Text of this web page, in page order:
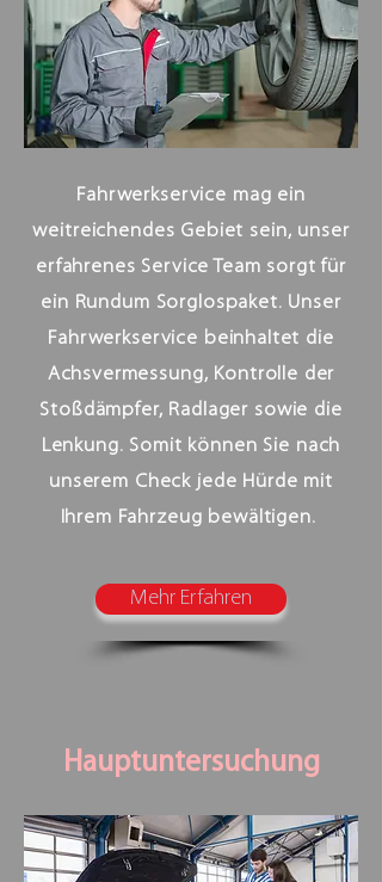
Fahrwerkservice mag ein
weitreichendes Gebiet sein, unser
erfahrenes Service Team sorgt für
ein Rundum Sorglospaket. Unser
Fahrwerkservice beinhaltet die
Achsvermessung, Kontrolle der
Stoßdämpfer, Radlager sowie die
Lenkung. Somit können Sie nach
unserem Check jede Hürde mit
Ihrem Fahrzeug bewältigen.
Mehr Erfahren
Hauptuntersuchung